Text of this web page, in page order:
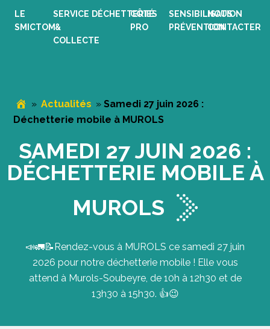
Passer
Passer
Passer
LE
SMICTOM
SERVICE
&
COLLECTE
DÉCHETTERIES
CÔTÉ
PRO
SENSIBILISATION
PRÉVENTION
NOUS
CONTACTER
» Actualités »Samedi 27 juin 2026 :
Déchetterie mobile à MUROLS
SAMEDI 27 JUIN 2026 :
DÉCHETTERIE MOBILE À
MUROLS
📣🚛📝Rendez-vous à MUROLS ce samedi 27 juin
2026 pour notre déchetterie mobile ! Elle vous
attend à Murols-Soubeyre, de 10h à 12h30 et de
13h30 à 15h30. 👍😉